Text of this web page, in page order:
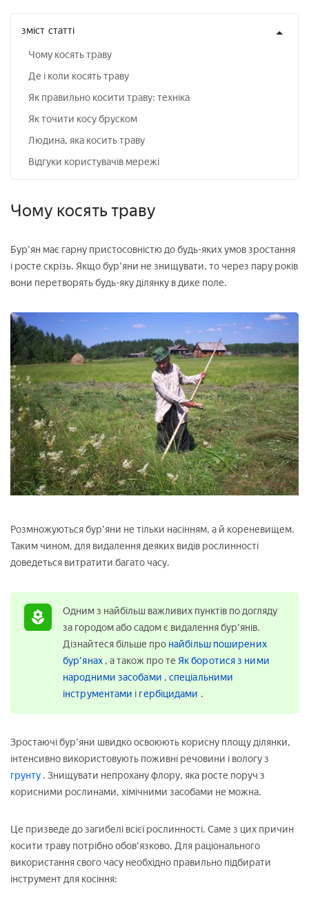
зміст статті
Чому косять траву
Де і коли косять траву
Як правильно косити траву: техніка
Як точити косу бруском
Людина, яка косить траву
Відгуки користувачів мережі
Чому косять траву
Бур'ян має гарну пристосовністю до будь-яких умов зростання
і росте скрізь. Якщо бур'яни не знищувати, то через пару років
вони перетворять будь-яку ділянку в дике поле.
Розмножуються бур'яни не тільки насінням, а й кореневищем.
Таким чином, для видалення деяких видів рослинності
доведеться витратити багато часу.
Одним з найбільш важливих пунктів по догляду
за городом або садом є видалення бур'янів.
Дізнайтеся більше про найбільш поширених
бур'янах , а також про те Як боротися з ними
народними засобами , спеціальними
інструментами і гербіцидами .
Зростаючі бур'яни швидко освоюють корисну площу ділянки,
інтенсивно використовують поживні речовини і вологу з
грунту . Знищувати непрохану флору, яка росте поруч з
корисними рослинами, хімічними засобами не можна.
Це призведе до загибелі всієї рослинності. Саме з цих причин
косити траву потрібно обов'язково. Для раціонального
використання свого часу необхідно правильно підбирати
інструмент для косіння: